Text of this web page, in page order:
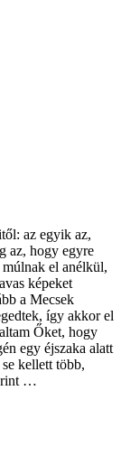
az egyik az,
az, hogy egyre
múlnak el anélkül,
képeket
a Mecsek
így akkor el
Őket, hogy
egy éjszaka alatt
kellett több,
…